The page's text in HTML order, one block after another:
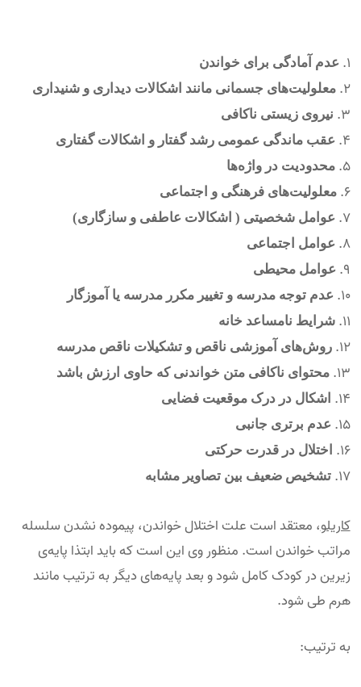
عدم آمادگی برای خواندن
معلولیت‌های جسمانی مانند اشکالات دیداری و شنیداری
نیروی زیستی ناکافی
عقب ماندگی عمومی رشد گفتار و اشکالات گفتاری
محدودیت در واژه‌ها
معلولیت‌های فرهنگی و اجتماعی
عوامل شخصیتی ( اشکالات عاطفی و سازگاری)
عوامل اجتماعی
عوامل محیطی
عدم توجه مدرسه و تغییر مکرر مدرسه یا آموزگار
شرایط نامساعد خانه
روش‌های آموزشی ناقص و تشکیلات ناقص مدرسه
محتوای ناکافی متن خواندنی که حاوی ارزش باشد
اشکال در درک موقعیت فضایی
عدم برتری جانبی
اختلال در قدرت حرکتی
تشخیص ضعیف بین تصاویر مشابه
کاریلو، معتقد است علت اختلال خواندن، پیموده نشدن سلسله
مراتب خواندن است. منظور وی این است که باید ابتذا پایه‌ی
زیرین در کودک کامل شود و بعد پایه‌های دیگر به ترتیب مانند
هرم طی شود.
به ترتیب: